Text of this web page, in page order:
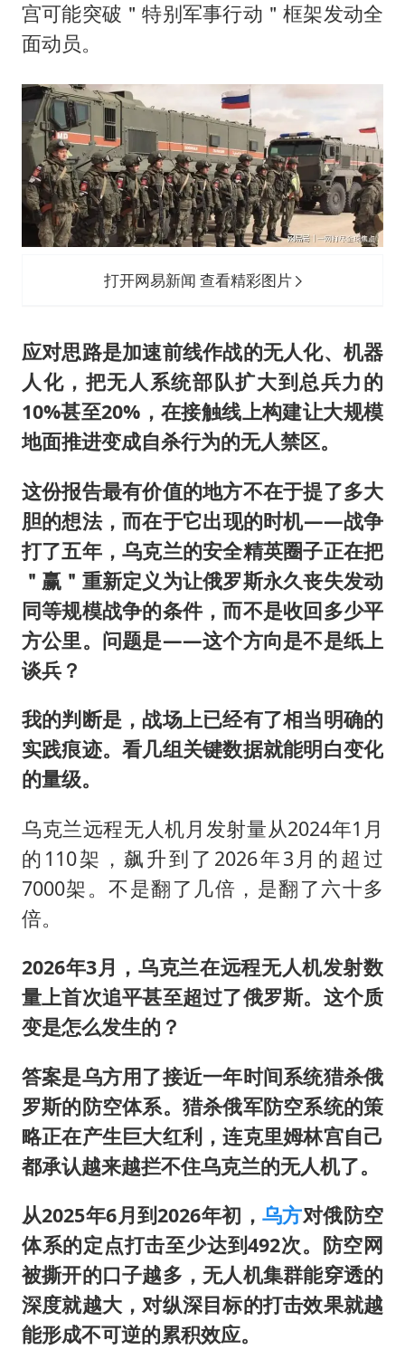
宫可能突破＂特别军事行动＂框架发动全
面动员。
打开网易新闻 查看精彩图片
应对思路是加速前线作战的无人化、机器
人化，把无人系统部队扩大到总兵力的
10%甚至20%，在接触线上构建让大规模
地面推进变成自杀行为的无人禁区。
这份报告最有价值的地方不在于提了多大
胆的想法，而在于它出现的时机——战争
打了五年，乌克兰的安全精英圈子正在把
＂赢＂重新定义为让俄罗斯永久丧失发动
同等规模战争的条件，而不是收回多少平
方公里。问题是——这个方向是不是纸上
谈兵？
我的判断是，战场上已经有了相当明确的
实践痕迹。看几组关键数据就能明白变化
的量级。
乌克兰远程无人机月发射量从2024年1月
的110架，飙升到了2026年3月的超过
7000架。不是翻了几倍，是翻了六十多
倍。
2026年3月，乌克兰在远程无人机发射数
量上首次追平甚至超过了俄罗斯。这个质
变是怎么发生的？
答案是乌方用了接近一年时间系统猎杀俄
罗斯的防空体系。猎杀俄军防空系统的策
略正在产生巨大红利，连克里姆林宫自己
都承认越来越拦不住乌克兰的无人机了。
从2025年6月到2026年初，乌方对俄防空
体系的定点打击至少达到492次。防空网
被撕开的口子越多，无人机集群能穿透的
深度就越大，对纵深目标的打击效果就越
能形成不可逆的累积效应。